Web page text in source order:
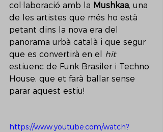
col·laboració amb la Mushkaa, una
de les artistes que més ho està
petant dins la nova era del
panorama urbà català i que segur
que es convertirà en el hit
estiuenc de Funk Brasiler i Techno
House, que et farà ballar sense
parar aquest estiu!
https://www.youtube.com/watch?